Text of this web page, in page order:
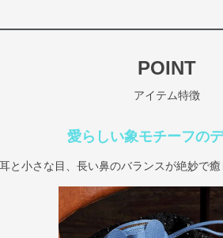
POINT
アイテム特徴
愛らしい象モチーフの
と小さな目、長い鼻のバランスが絶妙で